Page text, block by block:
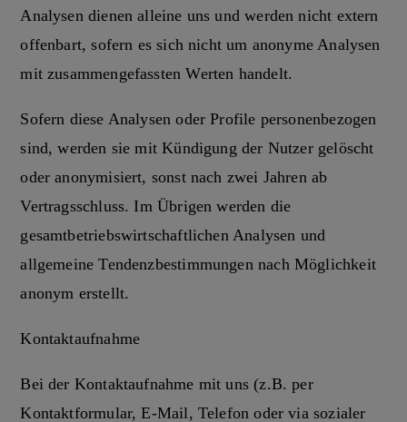
Analysen dienen alleine uns und werden nicht extern
offenbart, sofern es sich nicht um anonyme Analysen
mit zusammengefassten Werten handelt.
Sofern diese Analysen oder Profile personenbezogen
sind, werden sie mit Kündigung der Nutzer gelöscht
oder anonymisiert, sonst nach zwei Jahren ab
Vertragsschluss. Im Übrigen werden die
gesamtbetriebswirtschaftlichen Analysen und
allgemeine Tendenzbestimmungen nach Möglichkeit
anonym erstellt.
Kontaktaufnahme
Bei der Kontaktaufnahme mit uns (z.B. per
Kontaktformular, E-Mail, Telefon oder via sozialer